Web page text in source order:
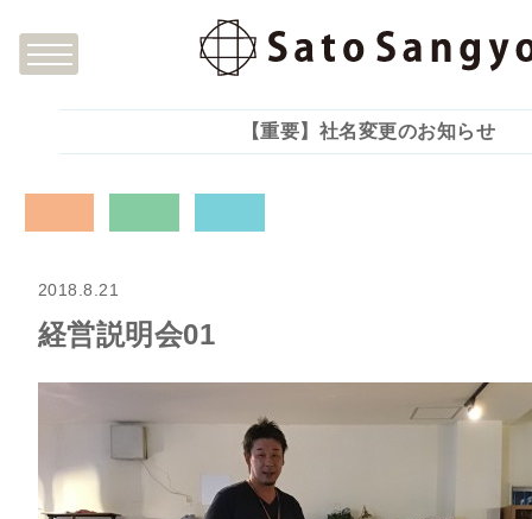
【重要】社名変更のお知らせ
2018.8.21
経営説明会01